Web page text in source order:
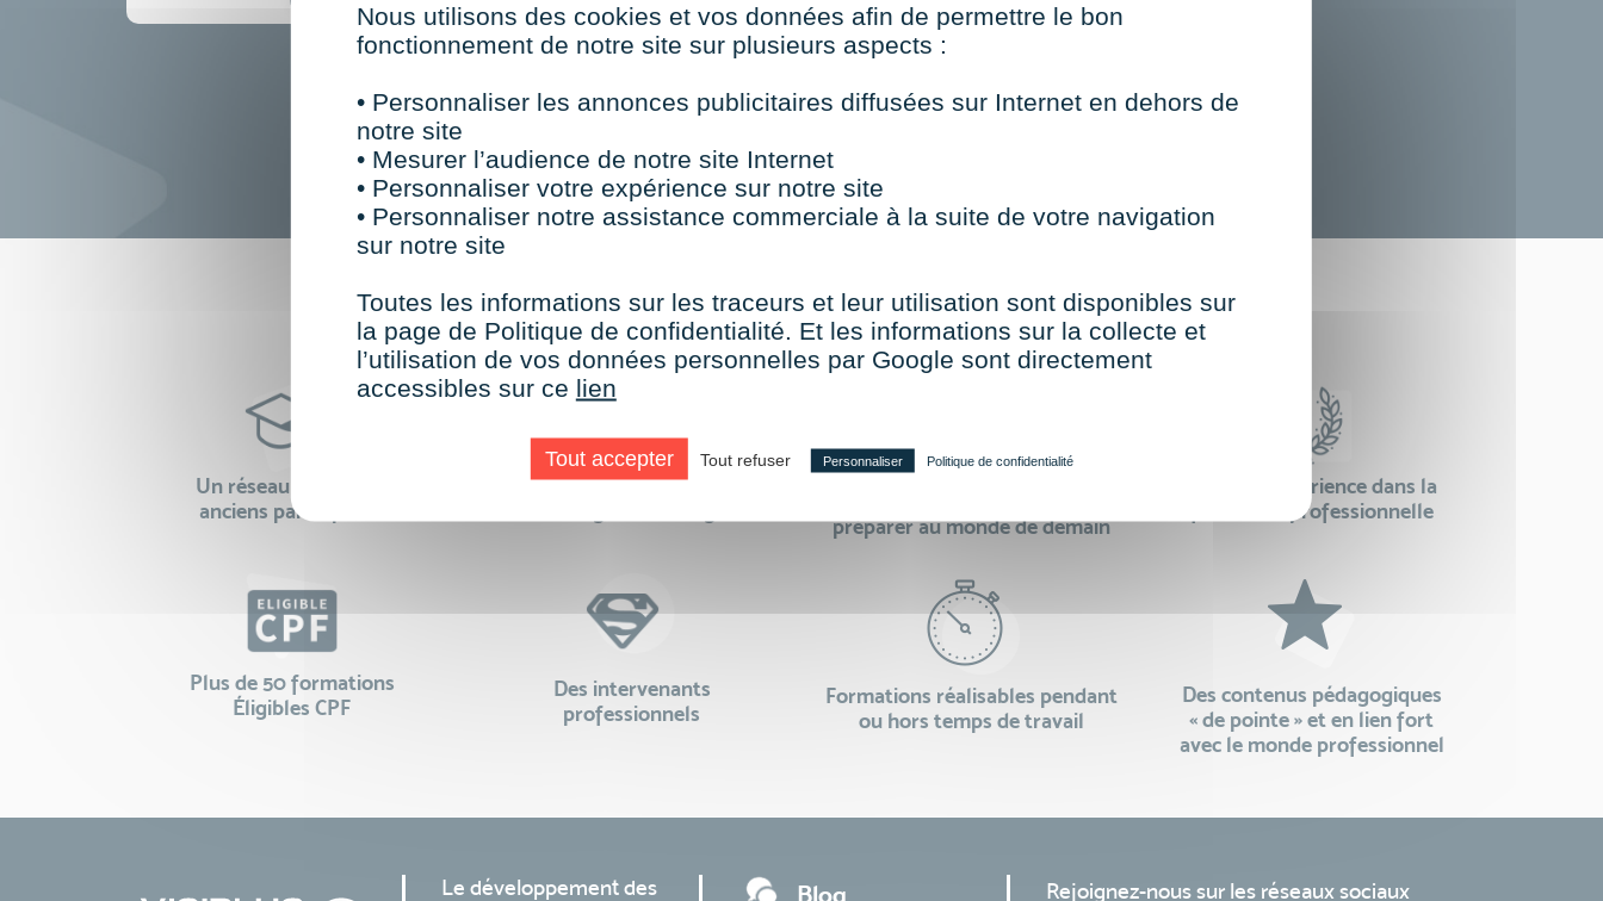
TOUTES NOS FORMATIONS COURTES
Faire le choix de VISIPLUS academy c’est
Un réseau de 22 000
anciens participants
100% des formations réalisables
préparer au monde de demain
24 ans d'expérience dans la
formation professionnelle
Plus de 50 formations
Éligibles CPF
Des intervenants
professionnels
Formations réalisables pendant
ou hors temps de travail
Des contenus pédagogiques
« de pointe » et en lien fort
avec le monde professionnel
Le développement des
Blog
Rejoignez-nous sur les réseaux sociaux
Nous utilisons des cookies et vos données afin de permettre le bon
fonctionnement de notre site sur plusieurs aspects :
• Personnaliser les annonces publicitaires diffusées sur Internet en dehors de
notre site
• Mesurer l’audience de notre site Internet
• Personnaliser votre expérience sur notre site
• Personnaliser notre assistance commerciale à la suite de votre navigation
sur notre site
Toutes les informations sur les traceurs et leur utilisation sont disponibles sur
la page de Politique de confidentialité. Et les informations sur la collecte et
l’utilisation de vos données personnelles par Google sont directement
accessibles sur ce lien
Tout accepter Tout refuser Personnaliser Politique de confidentialité